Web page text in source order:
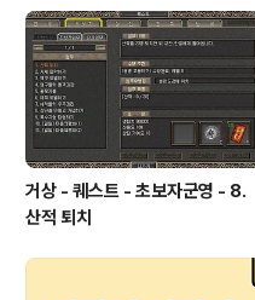
거상 - 퀘스트 - 초보자군영 - 8.
산적 퇴치